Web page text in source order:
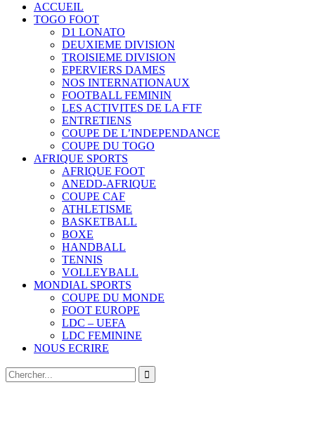
ACCUEIL
TOGO FOOT
D1 LONATO
DEUXIEME DIVISION
TROISIEME DIVISION
EPERVIERS DAMES
NOS INTERNATIONAUX
FOOTBALL FEMININ
LES ACTIVITES DE LA FTF
ENTRETIENS
COUPE DE L’INDEPENDANCE
COUPE DU TOGO
AFRIQUE SPORTS
AFRIQUE FOOT
ANEDD-AFRIQUE
COUPE CAF
ATHLETISME
BASKETBALL
BOXE
HANDBALL
TENNIS
VOLLEYBALL
MONDIAL SPORTS
COUPE DU MONDE
FOOT EUROPE
LDC – UEFA
LDC FEMININE
NOUS ECRIRE